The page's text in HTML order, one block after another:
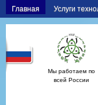
Главная Услуги
Мы работаем по
всей России